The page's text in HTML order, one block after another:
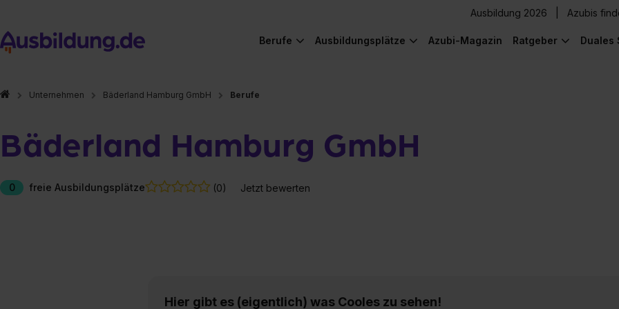
Ausbildung 2026 Azubis
Berufe Ausbildungsplätze Azubi-Magazin Ratgeber Duales
Unternehmen Bäderland Hamburg GmbH Berufe
Bäderland Hamburg GmbH
0 freie Ausbildungsplätze (0) Jetzt bewerten
Hier gibt es (eigentlich) was Cooles zu sehen!
Hier gibt es (eigentlich) was Cooles zu sehen!